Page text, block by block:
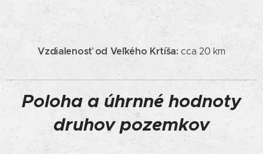
Vzdialenosť od Veľkého Krtíša:cca 20 km
Poloha a úhrnné hodnoty
druhov pozemkov